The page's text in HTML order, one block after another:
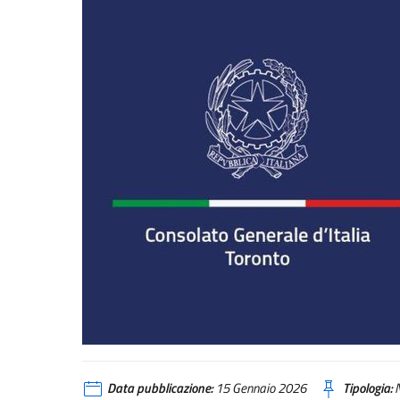
Data pubblicazione:15 Gennaio 2026 Tipologia: